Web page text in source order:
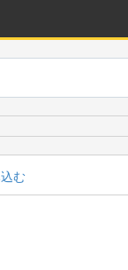
む